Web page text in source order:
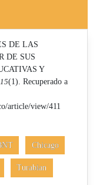
DE LAS
DE SUS
Y
15(1). Recuperado a
article/view/411
Chicago
Turabian